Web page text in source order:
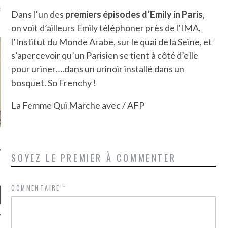
je ne parle presque que
Dans l’un des premiers épisodes d’Emily in Paris,
on voit d’ailleurs Emily téléphoner près de l’IMA,
l’Institut du Monde Arabe, sur le quai de la Seine, et
s’apercevoir qu’un Parisien se tient à côté d’elle
pour uriner….dans un urinoir installé dans un
bosquet. So Frenchy !
La Femme Qui Marche avec / AFP
SOYEZ LE PREMIER À COMMENTER
COMMENTAIRE*